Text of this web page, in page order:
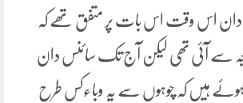
دان اس وقت اس بات پر متفق تھے کہ
سے آئی تھی لیکن آج تک سائنس دان
ہیں کہ چوہوں سے یہ وباءکس طرح